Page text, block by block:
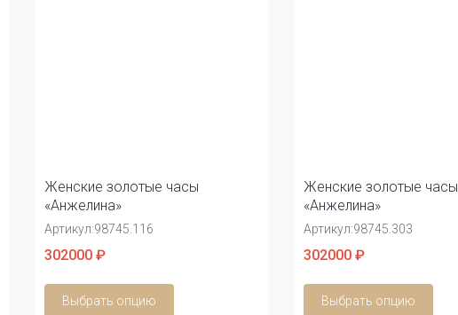
Женские золотые часы
«Анжелина»
Артикул:98745.116
302000 ₽
Выбрать опцию
Женские золотые часы
«Анжелина»
Артикул:98745.303
302000 ₽
Выбрать опцию